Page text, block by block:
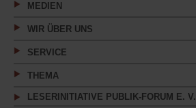
MEDIEN
WIR ÜBER UNS
SERVICE
THEMA
LESERINITIATIVE PUBLIK-FORUM E. V.